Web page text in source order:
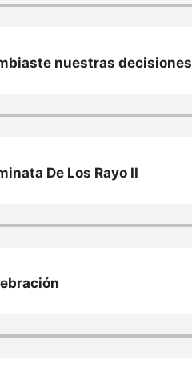
nuestras decisiones
De Los Rayo II